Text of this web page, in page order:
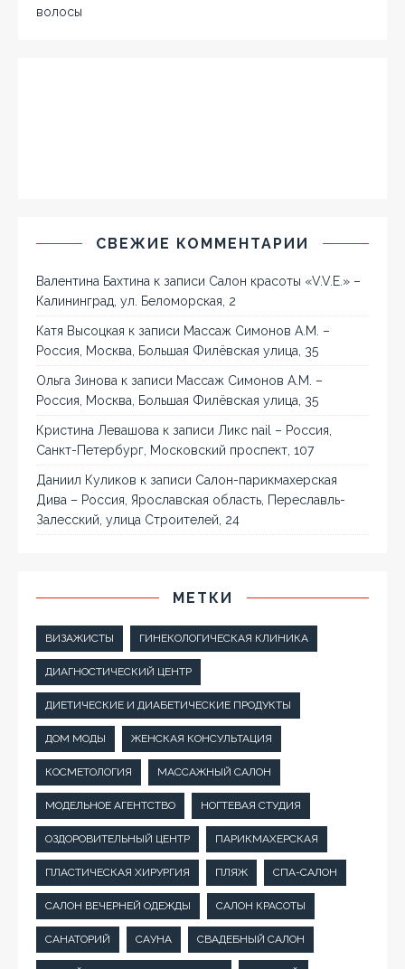
волосы
СВЕЖИЕ КОММЕНТАРИИ
Валентина Бахтина к записи Салон красоты «V.V.E.» –
Калининград, ул. Беломорская, 2
Катя Высоцкая к записи Массаж Симонов А.М. –
Россия, Москва, Большая Филёвская улица, 35
Ольга Зинова к записи Массаж Симонов А.М. –
Россия, Москва, Большая Филёвская улица, 35
Кристина Левашова к записи Ликс nail – Россия,
Санкт-Петербург, Московский проспект, 107
Даниил Куликов к записи Салон-парикмахерская
Дива – Россия, Ярославская область, Переславль-
Залесский, улица Строителей, 24
МЕТКИ
ВИЗАЖИСТЫ ГИНЕКОЛОГИЧЕСКАЯ КЛИНИКА
ДИАГНОСТИЧЕСКИЙ ЦЕНТР
ДИЕТИЧЕСКИЕ И ДИАБЕТИЧЕСКИЕ ПРОДУКТЫ
ДОМ МОДЫ ЖЕНСКАЯ КОНСУЛЬТАЦИЯ
КОСМЕТОЛОГИЯ МАССАЖНЫЙ САЛОН
МОДЕЛЬНОЕ АГЕНТСТВО НОГТЕВАЯ СТУДИЯ
ОЗДОРОВИТЕЛЬНЫЙ ЦЕНТР ПАРИКМАХЕРСКАЯ
ПЛАСТИЧЕСКАЯ ХИРУРГИЯ ПЛЯЖ СПА-САЛОН
САЛОН ВЕЧЕРНЕЙ ОДЕЖДЫ САЛОН КРАСОТЫ
САНАТОРИЙ САУНА СВАДЕБНЫЙ САЛОН